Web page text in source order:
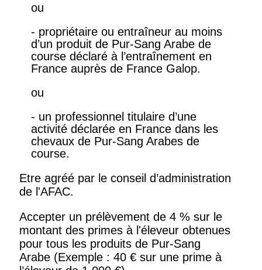
ou
- propriétaire ou entraîneur au moins
d’un produit de Pur-Sang Arabe de
course déclaré à l’entraînement en
France auprès de France Galop.
ou
- un professionnel titulaire d’une
activité déclarée en France dans les
chevaux de Pur-Sang Arabes de
course.
Etre agréé par le conseil d’administration
de l'AFAC.
Accepter un prélèvement de 4 % sur le
montant des primes à l'éleveur obtenues
pour tous les produits de Pur-Sang
Arabe (Exemple : 40 € sur une prime à